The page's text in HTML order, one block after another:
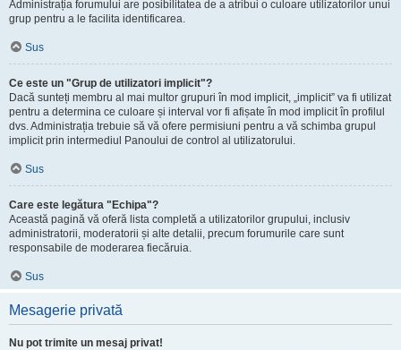
Administrația forumului are posibilitatea de a atribui o culoare utilizatorilor unui
grup pentru a le facilita identificarea.
Sus
Ce este un "Grup de utilizatori implicit"?
Dacă sunteți membru al mai multor grupuri în mod implicit, „implicit” va fi utilizat
pentru a determina ce culoare și interval vor fi afișate în mod implicit în profilul
dvs. Administrația trebuie să vă ofere permisiuni pentru a vă schimba grupul
implicit prin intermediul Panoului de control al utilizatorului.
Sus
Care este legătura "Echipa"?
Această pagină vă oferă lista completă a utilizatorilor grupului, inclusiv
administratorii, moderatorii și alte detalii, precum forumurile care sunt
responsabile de moderarea fiecăruia.
Sus
Mesagerie privată
Nu pot trimite un mesaj privat!